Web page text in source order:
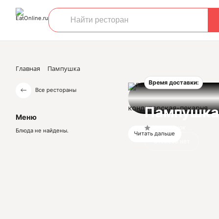
Главная Пампушка
Все рестораны
Меню
Блюда не найдены.
Время доставки:
Пампушка
кондитерская-пекарня
Читать дальше